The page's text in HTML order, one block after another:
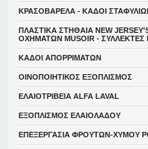
ΚΡΑΣΟΒΑΡΕΛΑ - ΚΑΔΟΙ
ΠΛΑΣΤΙΚΑ ΣΤΗΘΑΙΑ NEW
ΟΧΗΜΑΤΩΝ MUSOIR -
ΚΑΔΟΙ ΑΠΟΡΡΙΜΑΤΩΝ
ΟΙΝΟΠΟΙΗΤΙΚΟΣ ΕΞΟΠΛΙΣΜΟΣ
ΕΛΑΙΟΤΡΙΒΕΙΑ ALFA LAVAL
ΕΞΟΠΛΙΣΜΟΣ ΕΛΑΙΟΛΑΔΟΥ
ΕΠΕΞΕΡΓΑΣΙΑ ΦΡΟΥΤΩΝ-ΧΥΜΟΥ